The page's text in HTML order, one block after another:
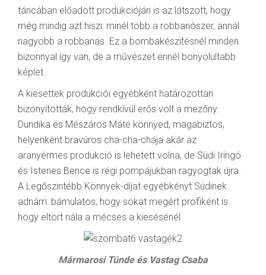
táncában előadott produkcióján is az látszott, hogy
még mindig azt hiszi: minél több a robbanószer, annál
nagyobb a robbanás. Ez a bombakészítésnél minden
bizonnyal így van, de a művészet ennél bonyolultabb
képlet.
A kiesettek produkciói egyébként határozottan
bizonyították, hogy rendkívül erős volt a mezőny.
Dundika és Mészáros Máté könnyed, magabiztos,
helyenként bravúros cha-cha-chája akár az
aranyérmes produkció is lehetett volna, de Südi Iringó
és Istenes Bence is régi pompájukban ragyogtak újra.
A Legőszintébb Könnyek-díjat egyébkényt Südinek
adnám: bámulatos, hogy sokat megért profiként is
hogy eltört nála a mécses a kiesésénél.
Mármarosi Tünde és Vastag Csaba